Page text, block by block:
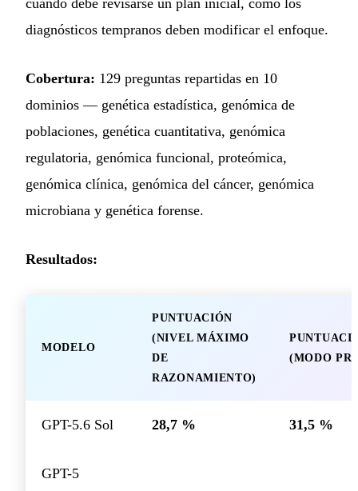
cuándo debe revisarse un plan inicial, cómo los
diagnósticos tempranos deben modificar el enfoque.
Cobertura: 129 preguntas repartidas en 10
dominios — genética estadística, genómica de
poblaciones, genética cuantitativa, genómica
regulatoria, genómica funcional, proteómica,
genómica clínica, genómica del cáncer, genómica
microbiana y genética forense.
Resultados:
MODELO
PUNTUACIÓN
(NIVEL MÁXIMO
DE
RAZONAMIENTO)
(MODO
GPT-5.6 Sol 28,7 % 31,5 %
GPT-5